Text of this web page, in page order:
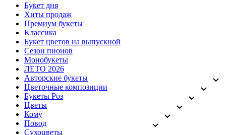
Букет дня
Хиты продаж
Премиум букеты
Классика
Букет цветов на выпускной
Сезон пионов
Монобукеты
ЛЕТО 2026
Авторские букеты
Цветочные композиции
Букеты Роз
Цветы
Кому
Повод
Сухоцветы